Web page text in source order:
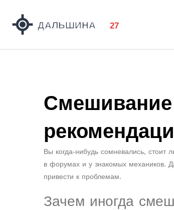
Смешивание
Вы когда‑нибудь сомневались, стоит
в форумах и у знакомых механиков.
привести к проблемам.
Зачем иногда